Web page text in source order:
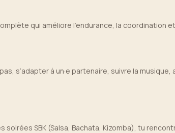
qui améliore l’endurance, la coordination
s’adapter à un·e partenaire, suivre la musique,
SBK (Salsa, Bachata, Kizomba), tu